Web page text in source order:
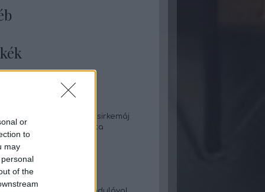
or
to
may
of the
tekert aszaltszilvás csirkemáj
zabpelyhes palacsinta
rácsos süti
grízgaluskával
gombapörkölt rizzsel
aprópecsenye